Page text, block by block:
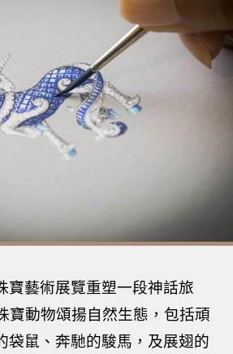
寶藝術展覽重塑一段神話旅
寶動物頌揚自然生態，包括頑
袋鼠、奔馳的駿馬，及展翅的